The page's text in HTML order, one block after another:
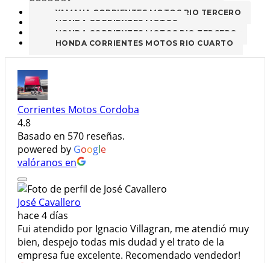
CORDOBA
YAMAHA CORRIENTES MOTOS RIO TERCERO
HONDA CORRIENTES MOTOS
HONDA CORRIENTES MOTOS RIO TERCERO
HONDA CORRIENTES MOTOS RIO CUARTO
Corrientes Motos Cordoba
4.8
Basado en 570 reseñas.
powered by Google
valóranos en
José Cavallero
hace 4 días
Fui atendido por Ignacio Villagran, me atendió muy
bien, despejo todas mis dudad y el trato de la
empresa fue excelente. Recomendado vendedor!